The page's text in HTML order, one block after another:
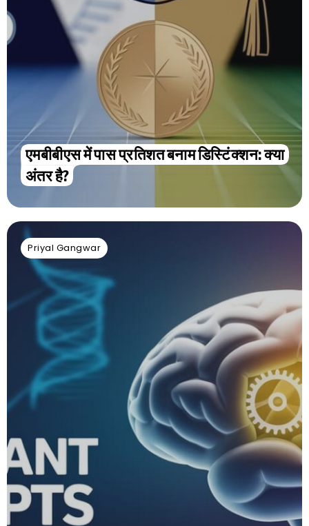
एमबीबीएस में पास प्रतिशत बनाम डिस्टिंक्शन: क्या
अंतर है?
Priyal Gangwar